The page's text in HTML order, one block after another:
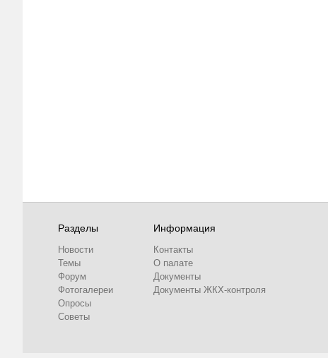
Разделы
Новости
Темы
Форум
Фотогалереи
Опросы
Советы
Информация
Контакты
О палате
Документы
Документы ЖКХ-контроля